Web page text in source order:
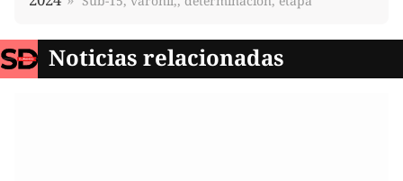
Noticias relacionadas